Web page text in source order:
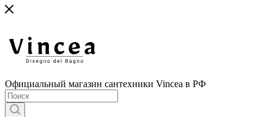
Официальный магазин сантехники Vincea в РФ